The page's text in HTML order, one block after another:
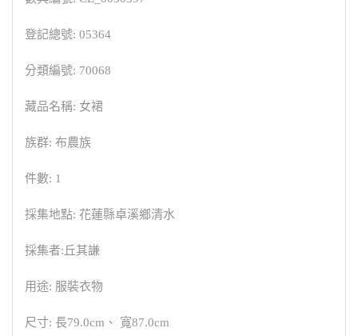
登記總號: 05364
分類編號: 70068
藏品名稱: 女裙
族群: 布農族
件數: 1
採集地點: 花蓮縣卓溪鄉清水
採集者:丘其謙
用途: 服裝衣物
尺寸: 長79.0cm、 寬87.0cm